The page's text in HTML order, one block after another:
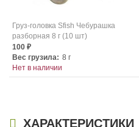
Груз-головка Sfish Чебурашка
разборная 8 г (10 шт)
100 ₽
Вес грузила: 8 г
Нет в наличии
ХАРАКТЕРИСТИКИ